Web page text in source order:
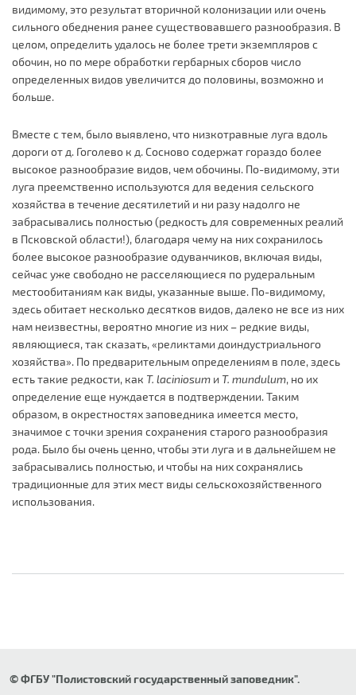
видимому, это результат вторичной колонизации или очень
сильного обеднения ранее существовавшего разнообразия. В
целом, определить удалось не более трети экземпляров с
обочин, но по мере обработки гербарных сборов число
определенных видов увеличится до половины, возможно и
больше.
Вместе с тем, было выявлено, что низкотравные луга вдоль
дороги от д. Гоголево к д. Сосново содержат гораздо более
высокое разнообразие видов, чем обочины. По-видимому, эти
луга преемственно используются для ведения сельского
хозяйства в течение десятилетий и ни разу надолго не
забрасывались полностью (редкость для современных реалий
в Псковской области!), благодаря чему на них сохранилось
более высокое разнообразие одуванчиков, включая виды,
сейчас уже свободно не расселяющиеся по рудеральным
местообитаниям как виды, указанные выше. По-видимому,
здесь обитает несколько десятков видов, далеко не все из них
нам неизвестны, вероятно многие из них – редкие виды,
являющиеся, так сказать, «реликтами доиндустриального
хозяйства». По предварительным определениям в поле, здесь
есть такие редкости, как T. laciniosum и T. mundulum, но их
определение еще нуждается в подтверждении. Таким
образом, в окрестностях заповедника имеется место,
значимое с точки зрения сохранения старого разнообразия
рода. Было бы очень ценно, чтобы эти луга и в дальнейшем не
забрасывались полностью, и чтобы на них сохранялись
традиционные для этих мест виды сельскохозяйственного
использования.
© ФГБУ "Полистовский государственный заповедник".